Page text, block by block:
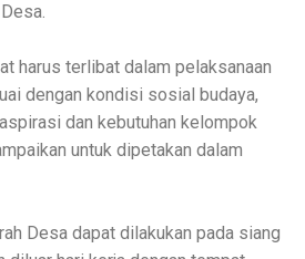
harus terlibat dalam pelaksanaan
dengan kondisi sosial budaya,
dan kebutuhan kelompok
untuk dipetakan dalam
Desa dapat dilakukan pada siang